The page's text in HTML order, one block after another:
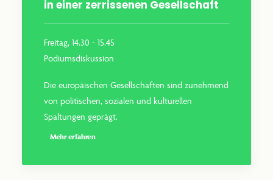
in einer zerrissenen Gesellschaft
Freitag, 14.30 - 15.45
Podiumsdiskussion
Die europäischen Gesellschaften sind zunehmend
von politischen, sozialen und kulturellen
Spaltungen geprägt.
Mehr erfahren